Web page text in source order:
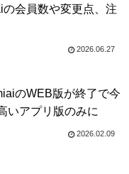
の会員数や変更点、注
2026.06.27
のWEB版が終了で今
いアプリ版のみに
2026.02.09